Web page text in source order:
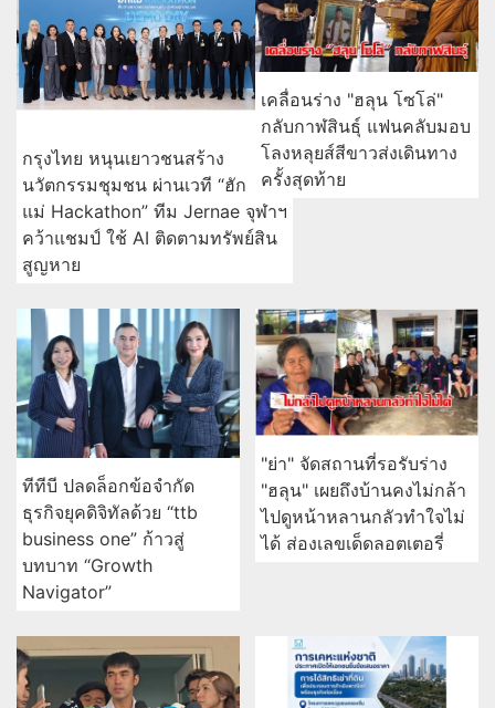
กรุงไทย หนุนเยาวชนสร้าง
นวัตกรรมชุมชน ผ่านเวที “ฮัก
แม่ Hackathon” ทีม Jernae จุฬาฯ
คว้าแชมป์ ใช้ AI ติดตามทรัพย์สิน
สูญหาย
เคลื่อนร่าง "ฮลุน โซโล่"
กลับกาฬสินธุ์ แฟนคลับมอบ
โลงหลุยส์สีขาวส่งเดินทาง
ครั้งสุดท้าย
ทีทีบี ปลดล็อกข้อจำกัด
ธุรกิจยุคดิจิทัลด้วย “ttb
business one” ก้าวสู่
บทบาท “Growth
Navigator”
"ย่า" จัดสถานที่รอรับร่าง
"ฮลุน" เผยถึงบ้านคงไม่กล้า
ไปดูหน้าหลานกลัวทำใจไม่
ได้ ส่องเลขเด็ดลอตเตอรี่